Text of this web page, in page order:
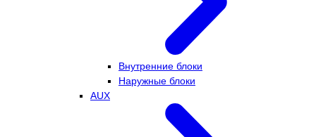
Внутренние блоки
Наружные блоки
AUX